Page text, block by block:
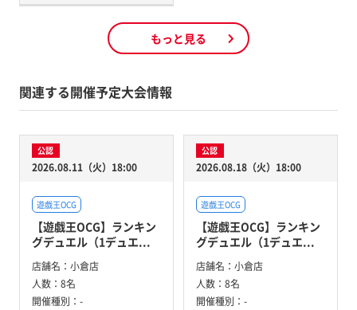
もっと見る
関連する開催予定大会情報
公認
2026.08.11（火）18:00
遊戯王OCG
【遊戯王OCG】ランキン
グデュエル（1デュエ...
店舗名： 小倉店
人数： 8名
開催種別： -
公認
2026.08.18（火）18:00
遊戯王OCG
【遊戯王OCG】ランキン
グデュエル（1デュエ...
店舗名： 小倉店
人数： 8名
開催種別： -